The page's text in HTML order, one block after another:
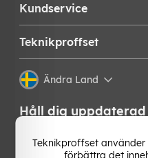
Kundservice
Teknikproffset
Ändra Land
Håll dig uppdaterad
Få de senaste nyheterna,
bästa tipsen från oss
Teknikproffset
förbättra det